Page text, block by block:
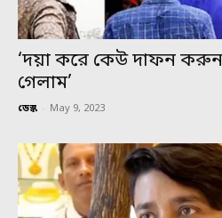
‘দয়া করে কেউ দাফন
গেলাম’
ডেস্ক - May 9, 2023